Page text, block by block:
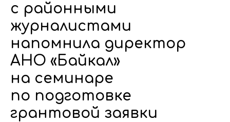
с районными
журналистами
напомнила директор
АНО «Байкал»
на семинаре
по подготовке
грантовой заявки